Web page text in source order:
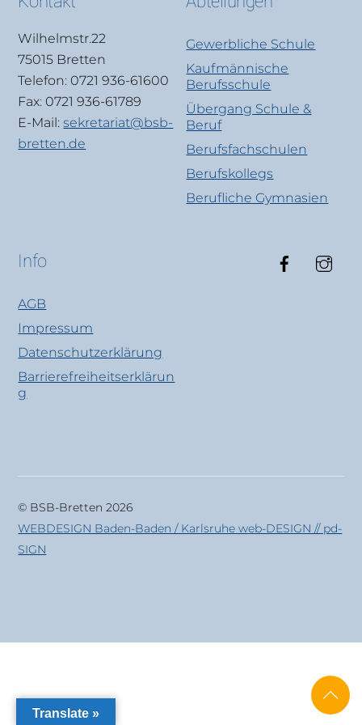
Wilhelmstr.22
75015 Bretten
Telefon: 0721 936-61600
Fax: 0721 936-61789
E-Mail: sekretariat@bsb-
bretten.de
Gewerbliche Schule
Kaufmännische
Berufsschule
Übergang Schule &
Beruf
Berufsfachschulen
Berufskollegs
Berufliche Gymnasien
Info
AGB
Impressum
Datenschutzerklärung
Barrierefreiheitserklärun
g
Facebook
© BSB-Bretten 2026
WEBDESIGN Baden-Baden / Karlsruhe web-DESIGN // pd-
SIGN
Translate »